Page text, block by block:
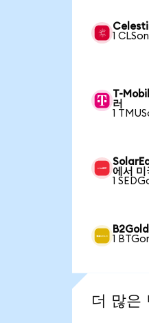
1
T-
러
1
에서 미
1
1
더 많은